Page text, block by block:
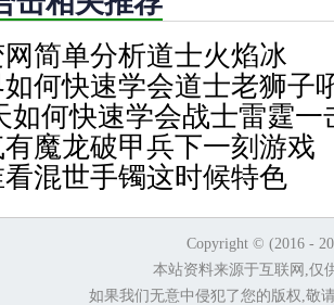
简单分析道士火焰冰
何快速学会道士老狮子
如何快速学会战士雷霆一
魔龙破甲兵下一刻游戏
混世手镯这时候特色
Copyright © (2016 -
本站资料来源于互联网,仅
如果我们无意中侵犯了您的版权,敬